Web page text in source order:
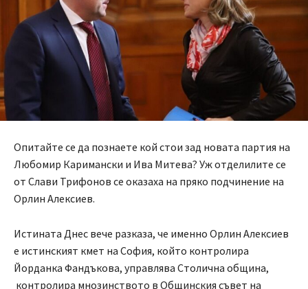
Опитайте се да познаете кой стои зад новата партия на
Любомир Каримански и Ива Митева? Уж отделилите се
от Слави Трифонов се оказаха на пряко подчинение на
Орлин Алексиев.
Истината Днес вече разказа, че именно Орлин Алексиев
е истинският кмет на София, който контролира
Йорданка Фандъкова, управлява Столична община,
контролира мнозинството в Общинския съвет на